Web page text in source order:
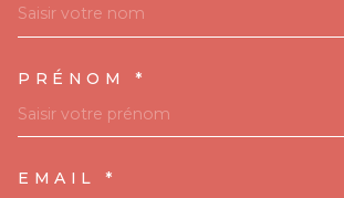
PRÉNOM *
EMAIL *